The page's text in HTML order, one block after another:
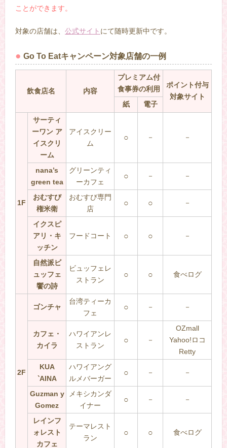
ことができます。
対象の店舗は、 公式サイト にて随時更新中です。
Go To Eatキャンペーン対象店舗の一例
飲食店名 内容
プレミアム付
食事券の利用
ポイント付与
対象サイト
紙
電子
1F
サーティ
ーワン ア
イスクリ
ーム
アイスクリー
ム
○ － －
nana’s
green tea
グリーンティ
ーカフェ
○ － －
おむすび
権米衛
おむすび専門
店
○ ○ －
イクスピ
アリ・キ
ッチン
フードコート ○ ○ －
自然派ビ
ュッフェ
饗の詩
ビュッフェレ
ストラン
○ ○ 食べログ
2F
ゴンチャ
台湾ティーカ
フェ
○ － －
カフェ・
カイラ
ハワイアンレ
ストラン
○ －
OZmall
Yahoo!ロコ
Retty
KUA
‵AINA
ハワイアング
ルメバーガー
○ － －
Guzman y
Gomez
メキシカンダ
イナー
○ － －
レインフ
ォレスト
カフェ
テーマレスト
ラン
○ ○ 食べログ